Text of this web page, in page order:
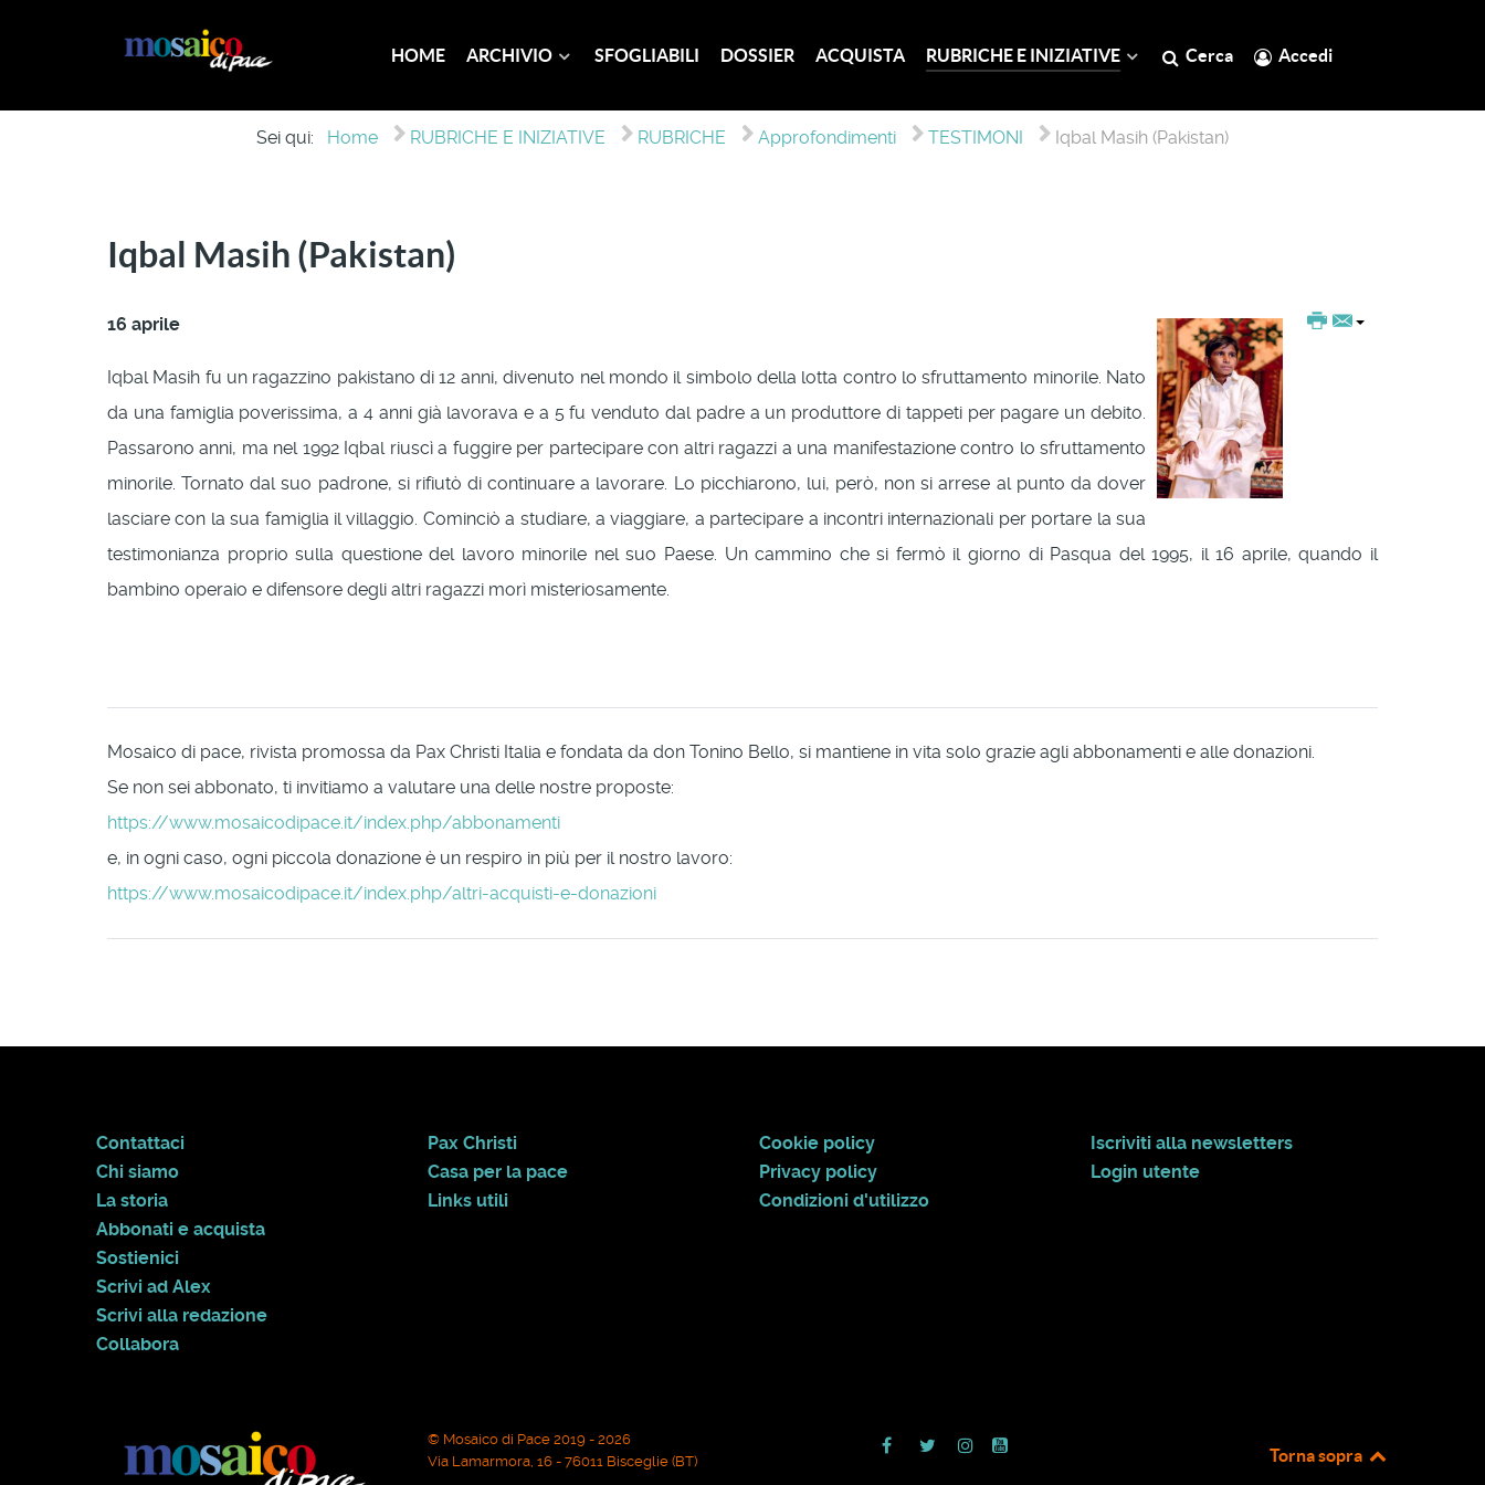
HOME ARCHIVIO SFOGLIABILI DOSSIER ACQUISTA RUBRICHE E INIZIATIVE Cerca Accedi
Sei qui: Home RUBRICHE E INIZIATIVE RUBRICHE Approfondimenti TESTIMONI Iqbal Masih (Pakistan)
Iqbal Masih (Pakistan)
16 aprile
Iqbal Masih fu un ragazzino pakistano di 12 anni, divenuto nel mondo il simbolo della lotta contro lo sfruttamento minorile. Nato
da una famiglia poverissima, a 4 anni già lavorava e a 5 fu venduto dal padre a un produttore di tappeti per pagare un debito.
Passarono anni, ma nel 1992 Iqbal riuscì a fuggire per partecipare con altri ragazzi a una manifestazione contro lo sfruttamento
minorile. Tornato dal suo padrone, si rifiutò di continuare a lavorare. Lo picchiarono, lui, però, non si arrese al punto da dover
lasciare con la sua famiglia il villaggio. Cominciò a studiare, a viaggiare, a partecipare a incontri internazionali per portare la sua
testimonianza proprio sulla questione del lavoro minorile nel suo Paese. Un cammino che si fermò il giorno di Pasqua del 1995, il 16 aprile, quando il
bambino operaio e difensore degli altri ragazzi morì misteriosamente.
Mosaico di pace, rivista promossa da Pax Christi Italia e fondata da don Tonino Bello, si mantiene in vita solo grazie agli abbonamenti e alle donazioni.
Se non sei abbonato, ti invitiamo a valutare una delle nostre proposte:
https://www.mosaicodipace.it/index.php/abbonamenti
e, in ogni caso, ogni piccola donazione è un respiro in più per il nostro lavoro:
https://www.mosaicodipace.it/index.php/altri-acquisti-e-donazioni
Contattaci
Chi siamo
La storia
Abbonati e acquista
Sostienici
Scrivi ad Alex
Scrivi alla redazione
Collabora
Pax Christi
Casa per la pace
Links utili
Cookie policy
Privacy policy
Condizioni d'utilizzo
Iscriviti alla newsletters
Login utente
© Mosaico di Pace 2019 - 2026
Via Lamarmora, 16 - 76011 Bisceglie (BT)
Torna sopra